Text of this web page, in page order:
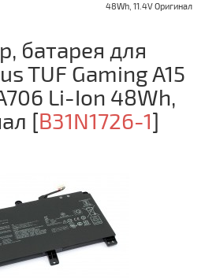
48Wh, 11.4V Оригинал
батарея для
TUF Gaming A15
Li-Ion 48Wh,
[B31N1726-1]